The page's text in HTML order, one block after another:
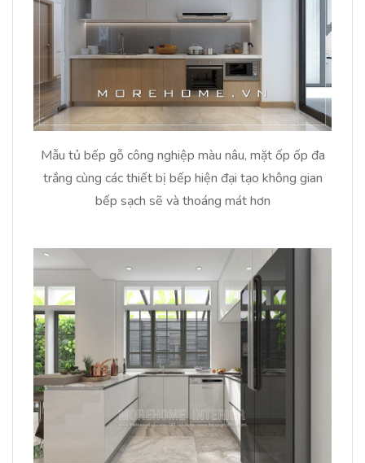
Mẫu tủ bếp gỗ công nghiệp màu nâu, mặt ốp ốp đa
trắng cùng các thiết bị bếp hiện đại tạo không gian
bếp sạch sẽ và thoáng mát hơn